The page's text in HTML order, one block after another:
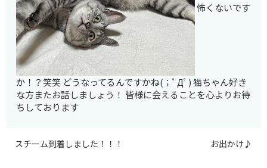
怖くないです
か！？笑笑 どうなってるんですかね(；ﾟДﾟ) 猫ちゃん好き
な方またお話しましょう！ 皆様に会えることを心よりお待
ちしております
スチーム到着しました！！！ お出かけ♪